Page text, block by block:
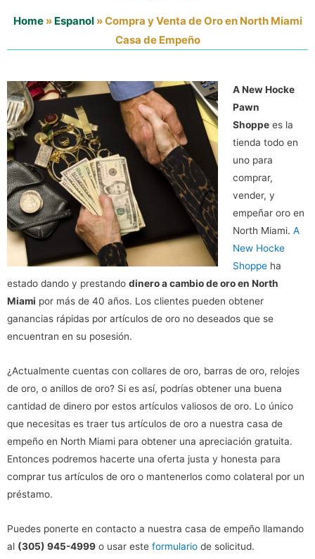
Home» Espanol»Compra y Venta de Oro en North Miami
Casa de Empeño
A New Hocke
Pawn
Shoppees la
tienda todo en
uno para
comprar,
vender, y
empeñar oro en
North Miami. A
New Hocke
Shoppeha
estado dando y prestando dinero a cambio de oro en North
Miami por más de 40 años. Los clientes pueden obtener
ganancias rápidas por artículos de oro no deseados que se
encuentran en su posesión.
¿Actualmente cuentas con collares de oro, barras de oro, relojes
de oro, o anillos de oro? Si es así, podrías obtener una buena
cantidad de dinero por estos artículos valiosos de oro. Lo único
que necesitas es traer tus artículos de oro a nuestra casa de
empeño en North Miami para obtener una apreciación gratuita.
Entonces podremos hacerte una oferta justa y honesta para
comprar tus artículos de oro o mantenerlos como colateral por un
préstamo.
Puedes ponerte en contacto a nuestra casa de empeño llamando
al (305) 945-4999 o usar este formulario de solicitud.